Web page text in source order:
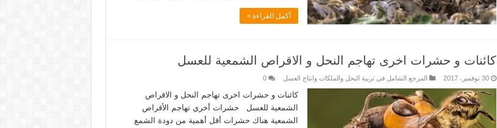
أكمل القراءة »
كائنات و حشرات اخرى تهاجم النحل و الاقراص الشمعية للعسل
30 نوفمبر، 2017 المرجع الشامل في تربية النحل والملكات وانتاج العسل 0
كائنات و حشرات اخرى تهاجم النحل و الاقراص
الشمعية للعسل حشرات أخري تهاجم الأقراص
الشمعية هناك حشرات أقل أهمية من دودة الشمع